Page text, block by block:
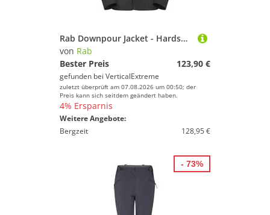
Rab Downpour Jacket - Hardshelljacke
von Rab
Bester Preis
123,90 €
gefunden bei VerticalExtreme
zuletzt überprüft am 07.08.2026 um 00:50; der
Preis kann sich seitdem geändert haben.
4% Ersparnis
Weitere Angebote:
Bergzeit
128,95 €
- 73%